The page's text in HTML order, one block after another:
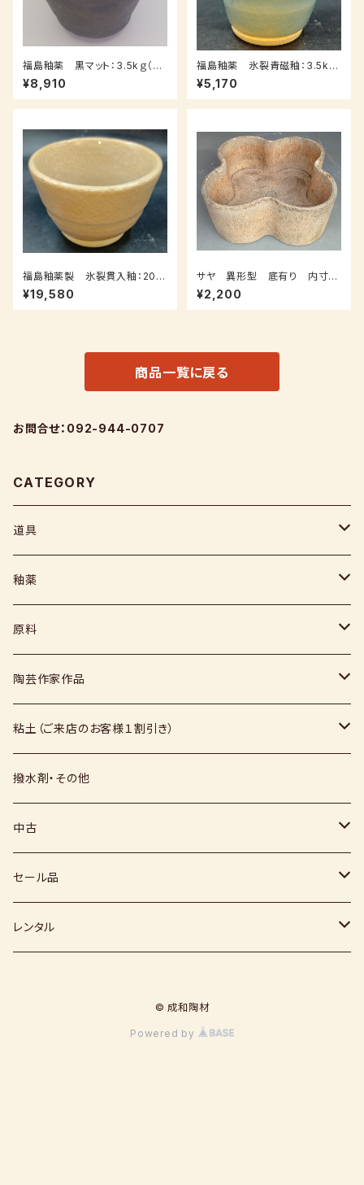
福島釉薬 黒マット：3.5kｇ（送
料込み：レターパックプラス）
¥8,910
福島釉薬 氷裂青磁釉：3.5kｇ
（送料込み：レターパックプラス）
¥5,170
福島釉薬製 氷裂貫入釉：20ｋ
ｇ（受注後7～３０日後発送）
¥19,580
サヤ 異形型 底有り 内寸：
幅２１０（長径）、幅１７０（短径）、
外寸：高さ１0０ｍｍ
¥2,200
商品一覧に戻る
お問合せ：092-944-0707
CATEGORY
道具
ヘラ
コテ
スポンジ
絵具
上絵具
下絵具
その他
釉薬
粉末
液体
福島釉薬
原料
媒溶剤・調整剤等
長石
硅石
その他（土・泥等）
顔料
灰
陶芸作家作品
上野焼
薪窯（高鶴淳一先生）
堀田窯
小石原焼
鶴見窯
秀山窯
高取焼
鬼丸雪山窯
福岡県：窯元・陶芸作家
恵水窯
粘土（ご来店のお客様１割引き）
信楽白土
信楽赤土
梅崎粘土
七隈粘土
撥水剤・その他
中古
窯
電気窯
電動ろくろ
セール品
小道具
レンタル
© 成和陶材
Powered by